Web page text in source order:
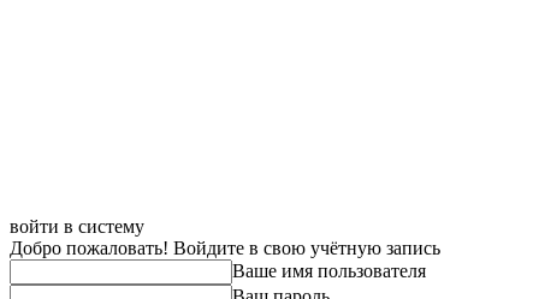
войти в систему
Добро пожаловать! Войдите в свою учётную запись
Ваше имя пользователя